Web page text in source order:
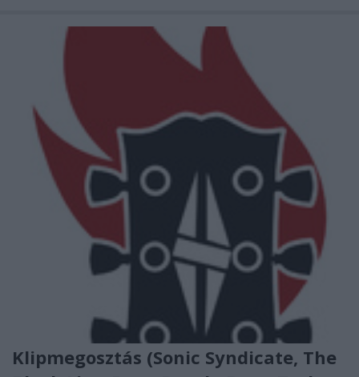
Klipmegosztás (Sonic Syndicate, The